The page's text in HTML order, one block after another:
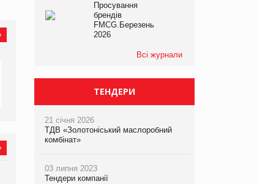
Просування
брендів
FMCG.Березень
2026
Всі журнали
ТЕНДЕРИ
21 січня 2026
ТДВ «Золотоніський маслоробний
комбінат»
03 липня 2023
Тендери компанії